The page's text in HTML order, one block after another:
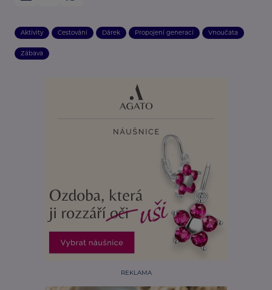
Aktivity Cestování Dárek Propojení generací Vnoučata
Zábava
REKLAMA